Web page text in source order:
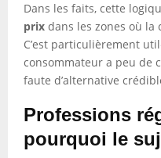
Dans les faits, cette
prix dans les zones où
C’est particulièrement
consommateur a peu de
faute d’alternative
Professions
pourquoi le